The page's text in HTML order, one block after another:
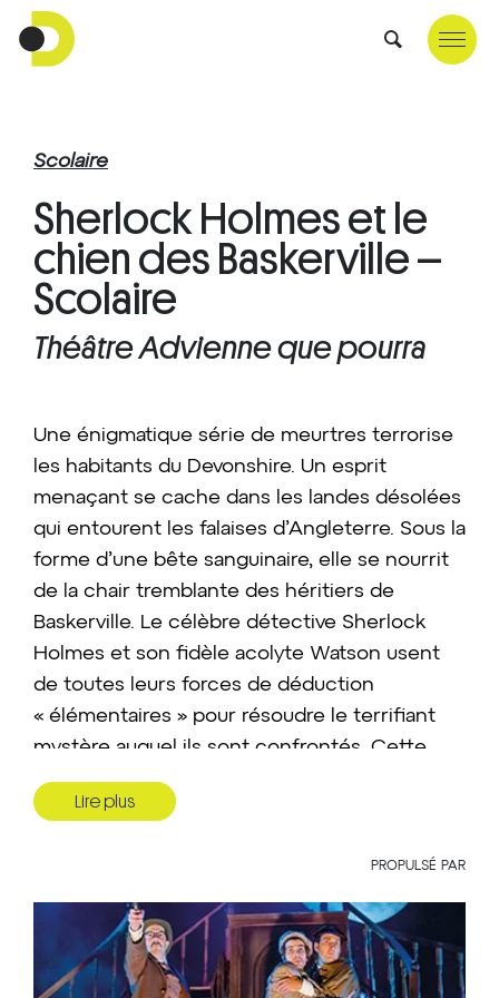
PROPULSÉ PAR
Sherlock Holmes et le
chien des Baskerville –
Scolaire
Théâtre Advienne que pourra
Scolaire
Une énigmatique série de meurtres terrorise
les habitants du Devonshire. Un esprit
menaçant se cache dans les landes désolées
qui entourent les falaises d’Angleterre. Sous la
forme d’une bête sanguinaire, elle se nourrit
de la chair tremblante des héritiers de
Baskerville. Le célèbre détective Sherlock
Holmes et son fidèle acolyte Watson usent
de toutes leurs forces de déduction
« élémentaires » pour résoudre le terrifiant
mystère auquel ils sont confrontés. Cette
adaptation ludique et joyeusement
étourdissante de
immense succès au Royaume-Uni par
Peepolykus, ses créateurs. Le Théâtre
Advienne que pourra s’approprie ce
spectacle qui repose sur la prouesse des trois
Lire plus